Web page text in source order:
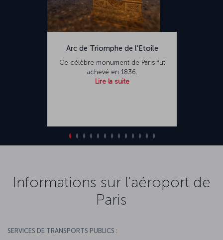
Arc de Triomphe de l'Etoile
Ce célèbre monument de Paris fut
achevé en 1836.
Lire la suite
Informations sur l'aéroport de
Paris
SERVICES DE TRANSPORTS PUBLICS :